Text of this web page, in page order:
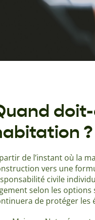
?
de l’instant où la
vers une
civile
selon les options
de protéger les